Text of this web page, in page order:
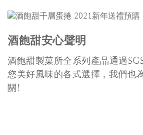
酒飽甜安心聲明
酒飽甜製菓所全系列產品通過
您美好風味的各式選擇，我們也
關!